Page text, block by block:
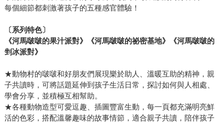
每個細節都刺激著孩子的五種感官體驗！
〔系列特色〕
《河馬啵啵的果汁派對》《河馬啵啵的祕密基地》《河馬啵啵的
剉冰派對》
★動物村的啵啵和好朋友們展現樂於助人、溫暖互助的精神，親
子共讀時，可將話題延伸到孩子生活日常，探討如何與人相處、
學會分享，並積極互相幫助。
★各種動物造型可愛逗趣、插圖豐富生動，每一頁都充滿明亮鮮
活的色彩，搭配溫馨趣味的故事情節，適合親子共讀，陪伴孩子